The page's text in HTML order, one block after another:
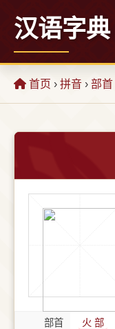
汉语字典
首页 › 拼音 › 部首
部首 ⽕ 部